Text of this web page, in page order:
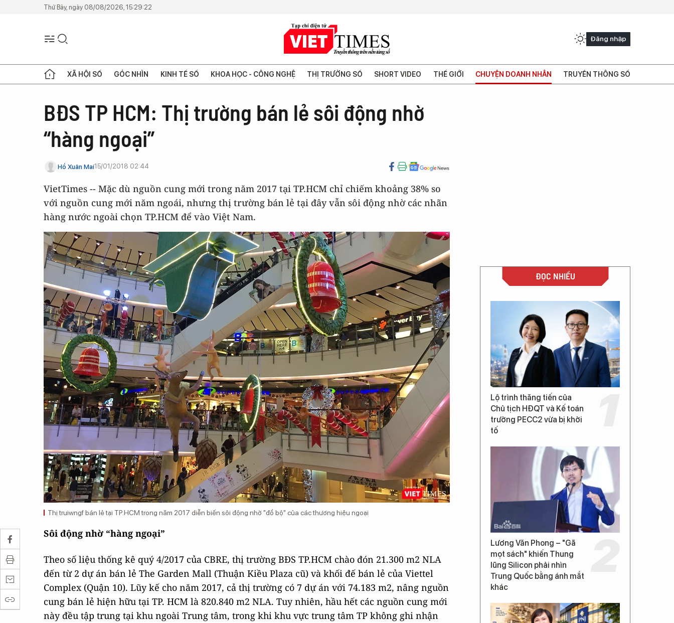
Thứ Bảy, ngày 08/08/2026, 15:29:22
Đăng nhập
XÃ HỘI SỐ GÓC NHÌN KINH TẾ SỐ KHOA HỌC - CÔNG NGHỆ THỊ TRƯỜNG SỐ SHORT VIDEO THẾ GIỚI CHUYỆN DOANH NHÂN TRUYỀN THÔNG SỐ
BĐS TP HCM: Thị trường bán lẻ sôi động nhờ
“hàng ngoại”
Hồ Xuân Mai15/01/2018 02:44
VietTimes -- Mặc dù nguồn cung mới trong năm 2017 tại TP.HCM chỉ chiếm khoảng 38% so
với nguồn cung mới năm ngoái, nhưng thị trường bán lẻ tại đây vẫn sôi động nhờ các nhãn
hàng nước ngoài chọn TP.HCM để vào Việt Nam.
Thị truiwngf bán lẻ tại TP.HCM trong năm 2017 diễn biến sôi động nhờ "đổ bộ" của các thương hiệu ngoại
Sôi động nhờ “hàng ngoại”
Theo số liệu thống kê quý 4/2017 của CBRE, thị trường BĐS TP.HCM chào đón 21.300 m2 NLA
đến từ 2 dự án bán lẻ The Garden Mall (Thuận Kiều Plaza cũ) và khối đế bán lẻ của Viettel
Complex (Quận 10). Lũy kế cho năm 2017, cả thị trường có 7 dự án với 74.183 m2, nâng nguồn
cung bán lẻ hiện hữu tại TP. HCM là 820.840 m2 NLA. Tuy nhiên, hầu hết các nguồn cung mới
này đều tập trung tại khu ngoài Trung tâm, trong khi khu vực trung tâm TP không ghi nhận
ĐỌC NHIỀU
Lộ trình thăng tiến của
Chủ tịch HĐQT và Kế toán
trưởng PECC2 vừa bị khởi
tố
Lương Văn Phong – "Gã
mọt sách" khiến Thung
lũng Silicon phải nhìn
Trung Quốc bằng ánh mắt
khác